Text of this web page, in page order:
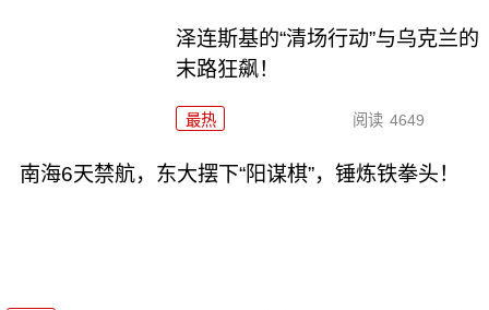
泽连斯基的“清场行动”与乌克兰的
末路狂飙！
最热 阅读 4649
南海6天禁航，东大摆下“阳谋棋”，锤炼铁拳头！